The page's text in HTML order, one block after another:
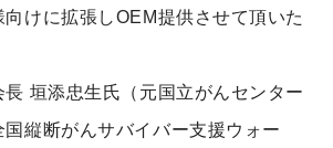
向けに拡張しOEM提供させて頂いた
長 垣添忠生氏（元国立がんセンター
縦断がんサバイバー支援ウォー